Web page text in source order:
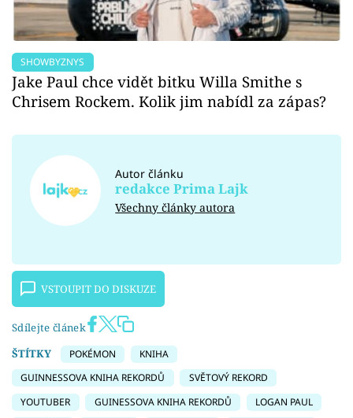
SHOWBYZNYS
Jake Paul chce vidět bitku Willa Smithe s
Chrisem Rockem. Kolik jim nabídl za zápas?
Autor článku
redakce Prima Lajk
Všechny články autora
VSTOUPIT DO DISKUZE
Sdílejte článek
ŠTÍTKY
POKÉMON
KNIHA
GUINNESSOVA KNIHA REKORDŮ
SVĚTOVÝ REKORD
YOUTUBER
GUINESSOVA KNIHA REKORDŮ
LOGAN PAUL